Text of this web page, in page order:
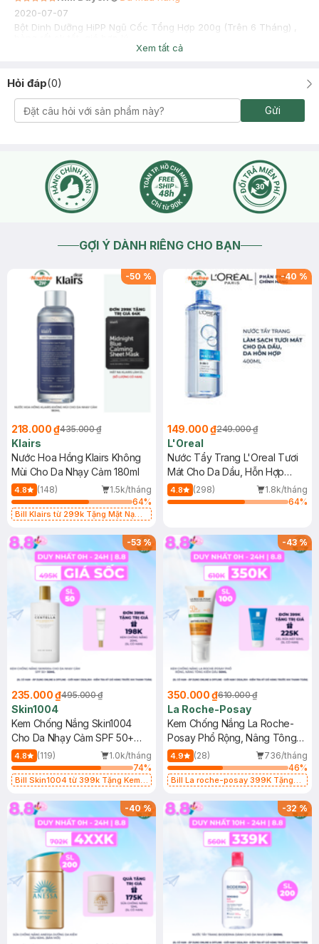
2020-07-07
Bột Dinh Dưỡng HiPP Ngũ Cốc Tổng Hợp 200g (Trên 6 Tháng) ,
Xem tất cả
Hỏi đáp(0)
Gửi
GỢI Ý DÀNH RIÊNG CHO BẠN
-50 %
218.000 ₫435.000 ₫
Klairs
Nước Hoa Hồng Klairs Không
Mùi Cho Da Nhạy Cảm 180ml
4.8 (148)
1.5k/tháng
64%
Bill Klairs từ 299k Tặng Mặt Nạ
25ml (SL Có Hạn)
-40 %
149.000 ₫249.000 ₫
L'Oreal
Nước Tẩy Trang L'Oreal Tươi
Mát Cho Da Dầu, Hỗn Hợp
400ml
4.8 (298)
1.8k/tháng
64%
-53%
235.000 ₫495.000 ₫
Skin1004
Kem Chống Nắng Skin1004
Cho Da Nhạy Cảm SPF 50+
50ml
4.8 (119)
1.0k/tháng
74%
Bill Skin1004 từ 399k Tặng Kem
SPF 50+ 20ml (SL Có Hạn)
-43%
350.000 ₫610.000 ₫
La Roche-Posay
Kem Chống Nắng La Roche-
Posay Phổ Rộng, Nâng Tông
Kiềm Dầu 50ml
4.9 (28)
736/tháng
46%
Bill La roche-posay 399K Tặng
(SL có hạn)
-40% -32%